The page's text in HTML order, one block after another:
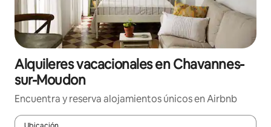
Alquileres vacacionales en Chavannes-
sur-Moudon
Encuentra y reserva alojamientos únicos en Airbnb